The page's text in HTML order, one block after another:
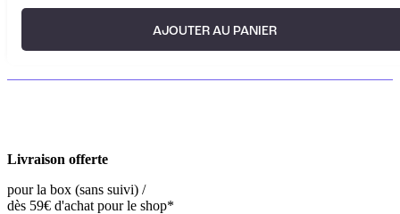
AJOUTER AU PANIER
Livraison offerte
pour la box (sans suivi) /
dès 59€ d'achat pour le shop*